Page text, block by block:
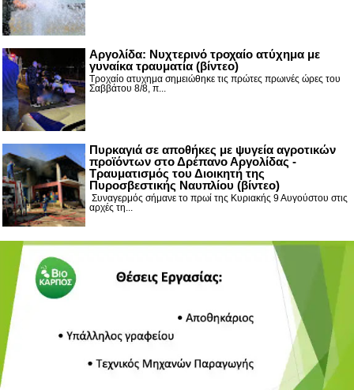
Αργολίδα: Νυχτερινό τροχαίο ατύχημα με
γυναίκα τραυματία (βίντεο)
Τροχαίο ατυχημα σημειώθηκε τις πρώτες πρωινές ώρες του
Σαββάτου 8/8, π...
Πυρκαγιά σε αποθήκες με ψυγεία αγροτικών
προϊόντων στο Δρέπανο Αργολίδας -
Τραυματισμός του Διοικητή της
Πυροσβεστικής Ναυπλίου (βίντεο)
Συναγερμός σήμανε το πρωί της Κυριακής 9 Αυγούστου στις
αρχές τη...